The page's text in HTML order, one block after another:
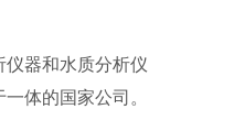
器和水质分析仪
体的国家公司。